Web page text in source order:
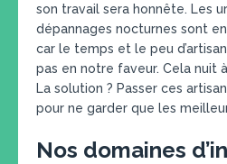
son travail sera honnête. Les
dépannages nocturnes sont
car le temps et le peu
pas en notre faveur. Cela nuit
La solution ? Passer ces
pour ne garder que les
Nos domaines